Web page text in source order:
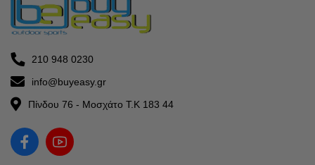
210 948 0230
info@buyeasy.gr
Πίνδου 76 - Μοσχάτο Τ.Κ 183 44